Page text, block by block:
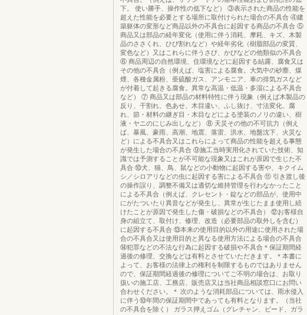
下。 使い勝手、操作性の低下など） ③表示された商品の性能を
超えた性能を必要とする場所に取付けられた場合の不具合 ④建
築躯体の変形など商品以外の不具合に起因する商品の不具合 ⑤
商品又は部品の経年変化（使用に伴う消耗、摩耗、キズ、木製
品のささくれ、ひび割れなど）や経年劣化（樹脂部品の変質、
変色など）又はこれらに伴うさび、かびなどの他類似の不具合
⑥ 商品周辺の自然環境、住環境などに起因する結露、腐食又は
その他の不具合（例えば、塩害による腐食。大気中の砂塵、煤
煙、各種金属粉、亜硫酸ガス、アンモニア、車の排気ガスなど
が付着して起きる腐食。異常な高温・低温・多湿による不具合
など） ⑦ 商品又は部品の材料特性に伴う現象（例えば木製品の
反り、干割れ、色あせ、木目違い、ふし抜け、寸法変化、腐
れ、節・材料の継ぎ目・木目などによる塗装のノリの違い、樹
液・ヤニのにじみ出しなど） ⑧ 天災その他の不可抗力（例え
ば、暴風、豪雨、高潮、地震、落雷、洪水、地盤沈下、火災な
ど）による不具合又はこれらによって商品の性能を超える事態
が発生した場合の不具合 ⑨施工当時実用化されていた技術、知
識では予測することが不可能な現象又はこれが原因で生じた不
具合 ⑩犬、猫、鳥、鼠などの小動物に起因する害や、キクイム
シ／シロアリなどの虫に起因する害による不具合 ⑪ 引き渡し後
の操作誤り、調整不備又は適切な維持管理を行わなかったこと
による不具合（例えば、クレセント・錠などの部品が、使用中
にがたついたり異音などが発生し、異常が生じたまま使用し続
けたことが原因で発生した傷・破損などの不具合） ⑫お客様自
身の組立て、取付け、修理、改造（必要部品の取外しを含む）
に起因する不具合 ⑬本来の使用目的以外の用途に使用された場
合の不具合又は使用目的と異なる使用方法による場合の不具合
⑭犯罪などの不法な行為に起因する破損や不具合＊保証期間経
過後の修理、交換などは有料とさせていただきます。＊本書に
よって、お客様の法律上の権利を制限するものではありません
ので、保証期間経過後の修理についてご不明の場合は、お取り
扱いの施工店、工務店、販売店又は当社商品相談窓口にお問い
合わせください。＊ 次のような消耗部品については、雨水侵入
に伴う⑩年間の保証期間中であっても有料となります。（当社
の不具合を除く） ガラス押えゴム（グレチャン、ビード、ガラ